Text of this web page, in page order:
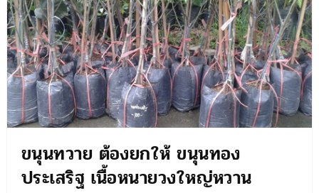
ขนุนทวาย ต้องยกให้ ขนุนทอง
ประเสริฐ เนื้อหนายวงใหญ่หวาน